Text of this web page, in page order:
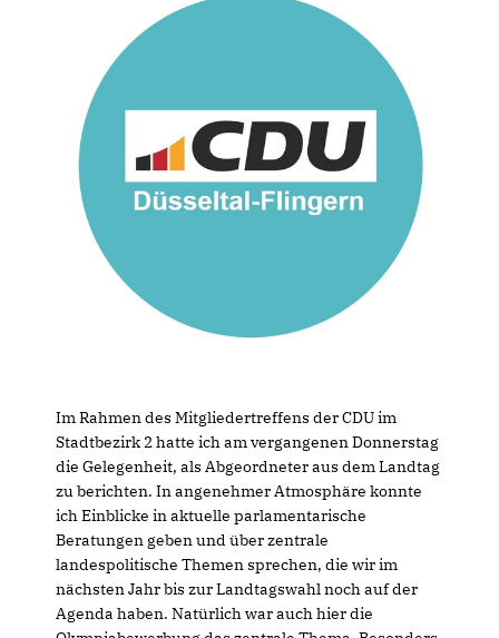
Im Rahmen des Mitgliedertreffens der CDU im
Stadtbezirk 2 hatte ich am vergangenen Donnerstag
die Gelegenheit, als Abgeordneter aus dem Landtag
zu berichten. In angenehmer Atmosphäre konnte
ich Einblicke in aktuelle parlamentarische
Beratungen geben und über zentrale
landespolitische Themen sprechen, die wir im
nächsten Jahr bis zur Landtagswahl noch auf der
Agenda haben. Natürlich war auch hier die